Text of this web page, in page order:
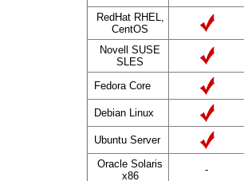
RedHat RHEL,
CentOS
Novell SUSE
SLES
Fedora Core
Debian Linux
Ubuntu Server
Oracle Solaris
x86
-